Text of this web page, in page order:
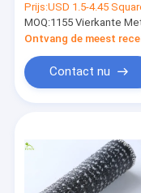
Prijs:USD 1.5-4.45 Square
MOQ:1155 Vierkante
Contact nu